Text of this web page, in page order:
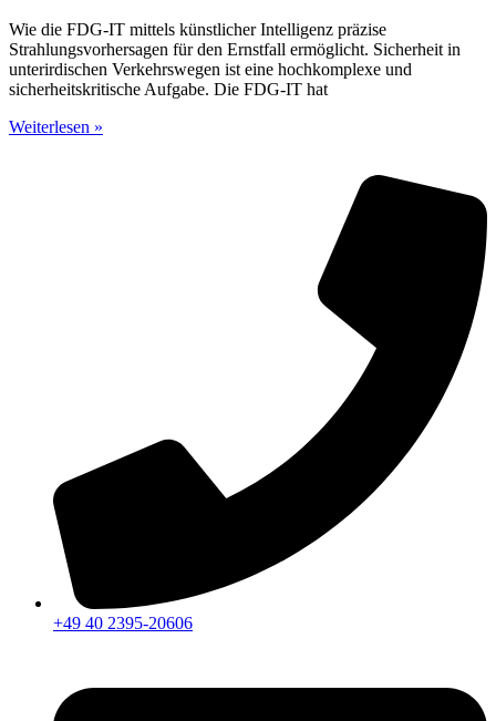
Wie die FDG-IT mittels künstlicher Intelligenz präzise
Strahlungsvorhersagen für den Ernstfall ermöglicht. Sicherheit in
unterirdischen Verkehrswegen ist eine hochkomplexe und
sicherheitskritische Aufgabe. Die FDG-IT hat
Weiterlesen »
+49 40 2395-20606